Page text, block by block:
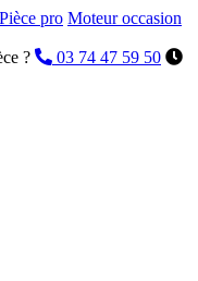
Pièce pro Moteur occasion
?
03 74 47 59 50